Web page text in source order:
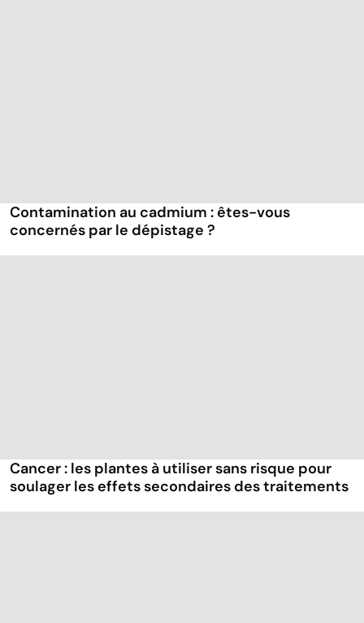
Contamination au cadmium : êtes-vous
concernés par le dépistage ?
Cancer : les plantes à utiliser sans risque pour
soulager les effets secondaires des traitements